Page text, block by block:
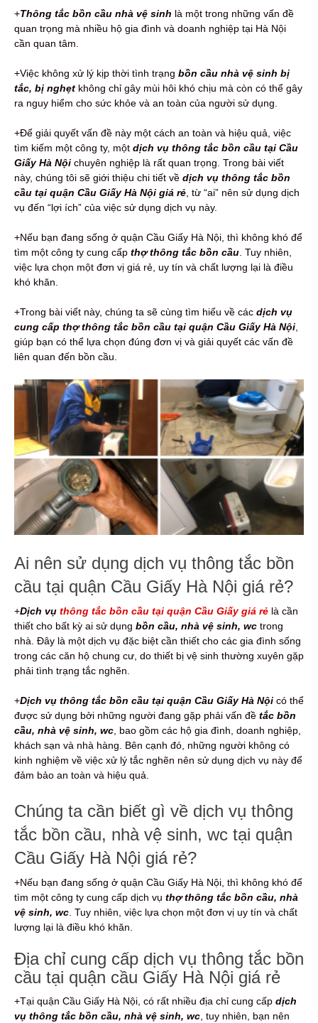
+Thông tắc bồn cầu nhà vệ sinh là một trong những vấn đề
quan trọng mà nhiều hộ gia đình và doanh nghiệp tại Hà Nội
cần quan tâm.
+Việc không xử lý kịp thời tình trạng bồn cầu nhà vệ sinh bị
tắc, bị nghẹt không chỉ gây mùi hôi khó chịu mà còn có thể gây
ra nguy hiểm cho sức khỏe và an toàn của người sử dụng.
+Để giải quyết vấn đề này một cách an toàn và hiệu quả, việc
tìm kiếm một công ty, một dịch vụ thông tắc bồn cầu tại Cầu
Giấy Hà Nội chuyên nghiệp là rất quan trọng. Trong bài viết
này, chúng tôi sẽ giới thiệu chi tiết về dịch vụ thông tắc bồn
cầu tại quận Cầu Giấy Hà Nội giá rẻ , từ “ai” nên sử dụng dịch
vụ đến “lợi ích” của việc sử dụng dịch vụ này.
+Nếu bạn đang sống ở quận Cầu Giấy Hà Nội, thì không khó để
tìm một công ty cung cấp thợ thông tắc bồn cầu . Tuy nhiên,
việc lựa chọn một đơn vị giá rẻ, uy tín và chất lượng lại là điều
khó khăn.
+Trong bài viết này, chúng ta sẽ cùng tìm hiểu về các dịch vụ
cung cấp thợ thông tắc bồn cầu tại quận Cầu Giấy Hà Nội
giúp bạn có thể lựa chọn đúng đơn vị và giải quyết các vấn đề
liên quan đến bồn cầu.
Ai nên sử dụng dịch vụ thông tắc bồn
cầu tại quận Cầu Giấy Hà Nội giá rẻ?
+Dịch vụ thông tắc bồn cầu tại quận Cầu Giấy giá rẻ là cần
thiết cho bất kỳ ai sử dụng bồn cầu, nhà vệ sinh, wc trong
nhà. Đây là một dịch vụ đặc biệt cần thiết cho các gia đình sống
trong các căn hộ chung cư, do thiết bị vệ sinh thường xuyên gặp
phải tình trạng tắc nghẽn.
+Dịch vụ thông tắc bồn cầu tại quận Cầu Giấy Hà Nội có thể
được sử dụng bởi những người đang gặp phải vấn đề tắc bồn
cầu, nhà vệ sinh, wc , bao gồm các hộ gia đình, doanh nghiệp,
khách sạn và nhà hàng. Bên cạnh đó, những người không có
kinh nghiệm về việc xử lý tắc nghẽn nên sử dụng dịch vụ này để
đảm bảo an toàn và hiệu quả.
Chúng ta cần biết gì về dịch vụ thông
tắc bồn cầu, nhà vệ sinh, wc tại quận
Cầu Giấy Hà Nội giá rẻ?
+Nếu bạn đang sống ở quận Cầu Giấy Hà Nội, thì không khó để
tìm một công ty cung cấp dịch vụ thợ thông tắc bồn cầu, nhà
vệ sinh, wc . Tuy nhiên, việc lựa chọn một đơn vị uy tín và chất
lượng lại là điều khó khăn.
Địa chỉ cung cấp dịch vụ thông tắc bồn
cầu tại quận cầu Giấy Hà Nội giá rẻ
+Tại quận Cầu Giấy Hà Nội, có rất nhiều địa chỉ cung cấp dịch
vụ thông tắc bồn cầu, nhà vệ sinh, wc , tuy nhiên, bạn nên